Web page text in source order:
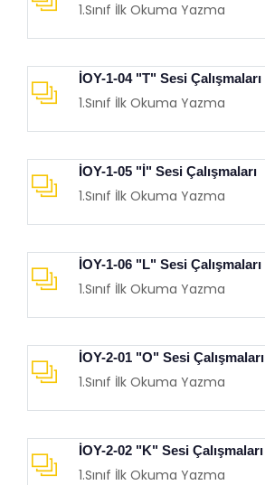
1.Sınıf İlk Okuma Yazma
İOY-1-04 "T" Sesi Çalışmaları
1.Sınıf İlk Okuma Yazma
İOY-1-05 "İ" Sesi Çalışmaları
1.Sınıf İlk Okuma Yazma
İOY-1-06 "L" Sesi Çalışmaları
1.Sınıf İlk Okuma Yazma
İOY-2-01 "O" Sesi Çalışmaları
1.Sınıf İlk Okuma Yazma
İOY-2-02 "K" Sesi Çalışmaları
1.Sınıf İlk Okuma Yazma